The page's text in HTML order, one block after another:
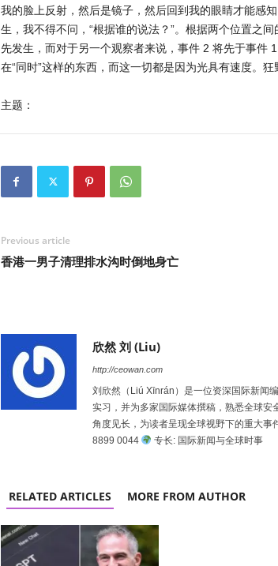
我的脸上反射，然后是镜子，然后回到我的眼睛才能感
生，我不得不问，“根据谁的说法？”。根据两个位置之
先发生，而对于另一个观察者来说，事件 2 将先于事件
在“同时”这样的东西，而这一切都是因为光具有速度。狂
主题：
Previous article
香港一男子清理排水沟时倒地身亡
欣然 刘 (Liu)
http://ceowan.com
刘欣然（Liú Xīnrán）是一位资深国际新闻
实习，并为多家国际媒体撰稿，熟悉全球
角度见长，为读者呈现全球视野下的重大事
8899 0044
专长: 国际新闻与全球时事
RELATED ARTICLES MORE FROM AUTHOR